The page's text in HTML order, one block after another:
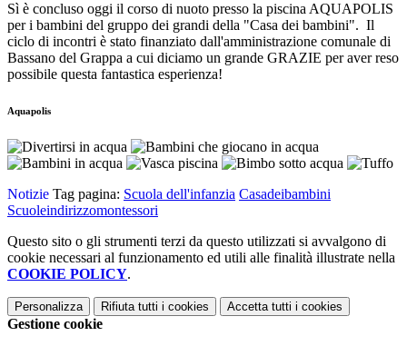
Sì è concluso oggi il corso di nuoto presso la piscina AQUAPOLIS
per i bambini del gruppo dei grandi della "Casa dei bambini". Il
ciclo di incontri è stato finanziato dall'amministrazione comunale di
Bassano del Grappa a cui diciamo un grande GRAZIE per aver reso
possibile questa fantastica esperienza!
Aquapolis
Notizie Tag pagina: Scuola dell'infanzia Casadeibambini
Scuoleindirizzomontessori
Questo sito o gli strumenti terzi da questo utilizzati si avvalgono di
cookie necessari al funzionamento ed utili alle finalità illustrate nella
COOKIE POLICY.
Personalizza Rifiuta tutti i cookies Accetta tutti i cookies
Gestione cookie